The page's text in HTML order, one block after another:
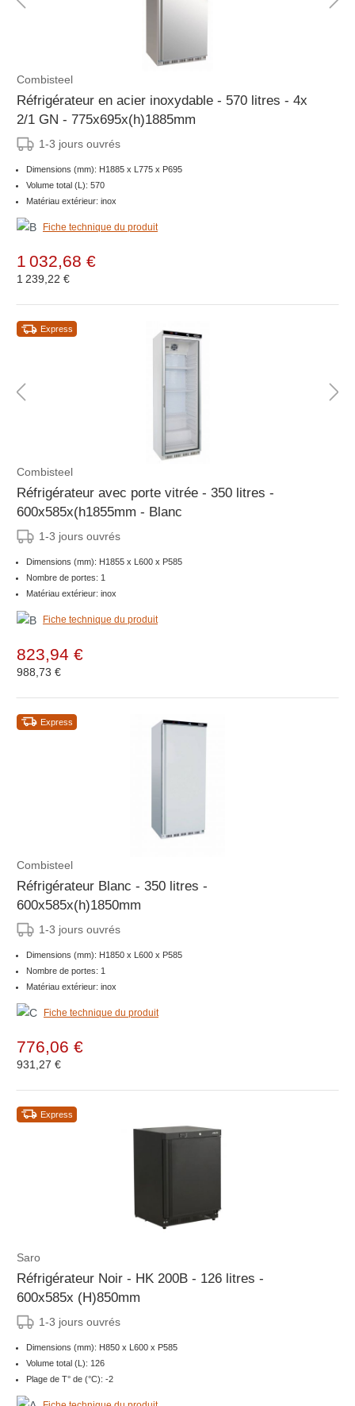
Combisteel
Réfrigérateur en acier inoxydable - 570 litres - 4x
2/1 GN - 775x695x(h)1885mm
1-3 jours ouvrés
Dimensions (mm): H1885 x L775 x P695
Volume total (L): 570
Matériau extérieur: inox
Fiche technique du produit
1 032,68 €
1 239,22 €
Express
Combisteel
Réfrigérateur avec porte vitrée - 350 litres -
600x585x(h1855mm - Blanc
1-3 jours ouvrés
Dimensions (mm): H1855 x L600 x P585
Nombre de portes: 1
Matériau extérieur: inox
Fiche technique du produit
823,94 €
988,73 €
Express
Combisteel
Réfrigérateur Blanc - 350 litres -
600x585x(h)1850mm
1-3 jours ouvrés
Dimensions (mm): H1850 x L600 x P585
Nombre de portes: 1
Matériau extérieur: inox
Fiche technique du produit
776,06 €
931,27 €
Express
Saro
Réfrigérateur Noir - HK 200B - 126 litres -
600x585x (H)850mm
1-3 jours ouvrés
Dimensions (mm): H850 x L600 x P585
Volume total (L): 126
Plage de T° de (°C): -2